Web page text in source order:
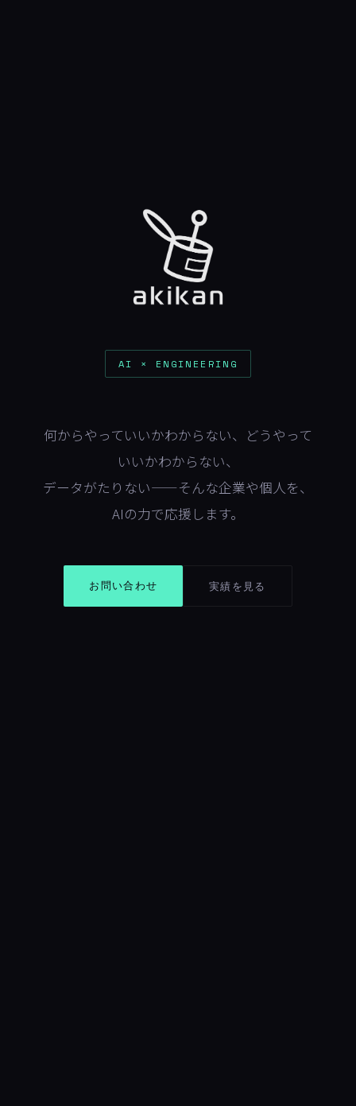
AI × ENGINEERING
何からやっていいかわからない、どうやって
いいかわからない、
データがたりない——そんな企業や個人を、
AIの力で応援します。
お問い合わせ 実績を見る